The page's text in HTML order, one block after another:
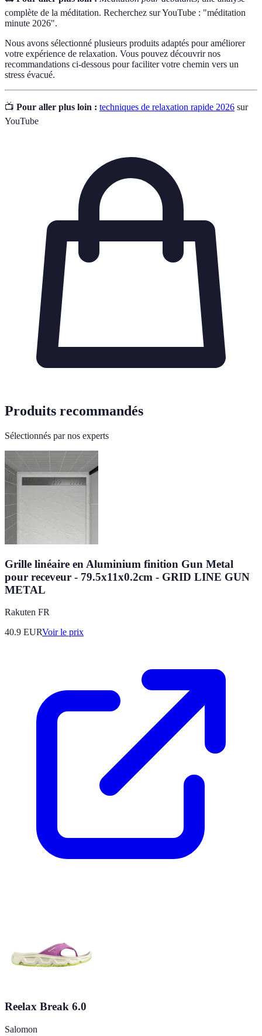
complète de la méditation. Recherchez sur YouTube : "méditation
minute 2026".
Nous avons sélectionné plusieurs produits adaptés pour améliorer
votre expérience de relaxation. Vous pouvez découvrir nos
recommandations ci-dessous pour faciliter votre chemin vers un
stress évacué.
📺 Pour aller plus loin : techniques de relaxation rapide 2026 sur
YouTube
Produits recommandés
Sélectionnés par nos experts
Grille linéaire en Aluminium finition Gun Metal
pour receveur - 79.5x11x0.2cm - GRID LINE GUN
METAL
Rakuten FR
40.9 EURVoir le prix
Reelax Break 6.0
Salomon